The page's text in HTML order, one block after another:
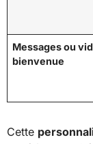
Messages ou
bienvenue
Cette